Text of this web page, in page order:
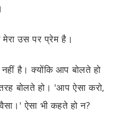
मेरा उस पर प्रेम है।
है। क्योंकि आप बोलते हो
बोलते हो। 'आप ऐसा करो,
ऐसा भी कहते हो न?